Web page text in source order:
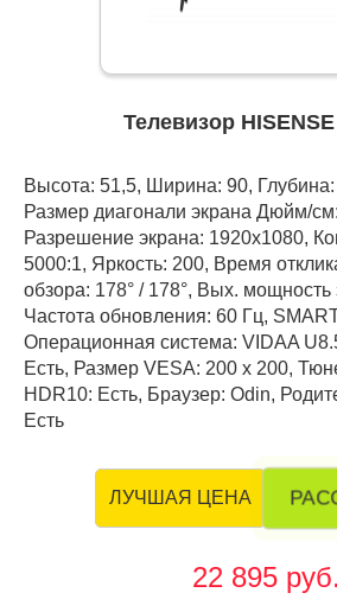
Телевизор
Высота: 51,5, Ширина: 90,
Размер диагонали экрана Дюйм/
Разрешение экрана: 1920x1080,
5000:1, Яркость: 200, Время
обзора: 178° / 178°, Вых. мощность
Частота обновления: 60 Гц,
Операционная система: VIDAA
Есть, Размер VESA: 200 х 200,
HDR10: Есть, Браузер: Odin,
Есть
ЛУЧШАЯ ЦЕНА
22 895 руб.